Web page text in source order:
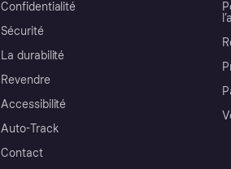
Confidentialité
Sécurité
La durabilité
Revendre
Accessibilité
Auto-Track
Contact